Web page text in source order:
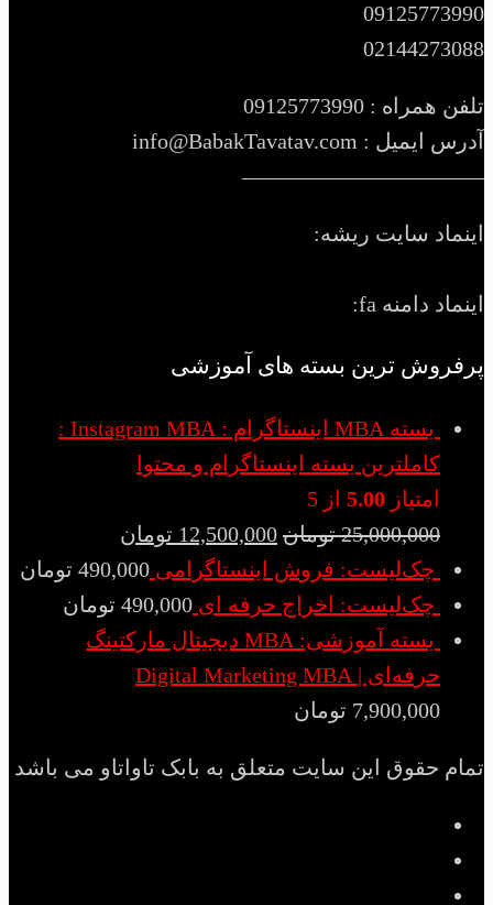
09125773990
02144273088
تلفن همراه : 09125773990
آدرس ایمیل : info@BabakTavatav.com
———————————
اینماد سایت ریشه:
اینماد دامنه fa:
پرفروش ترین بسته های آموزشی
بسته MBA اینستاگرام : Instagram MBA :
کاملترین بسته اینستاگرام و محتوا
امتیاز 5.00 از 5
25,000,000 تومان 12,500,000 تومان
چک‌لیست: فروش اینستاگرامی 490,000 تومان
چک‌لیست: اخراج حرفه ای 490,000 تومان
بسته آموزشی: MBA دیجیتال مارکتینگ
حرفه‌ای | Digital Marketing MBA
7,900,000 تومان
تمام حقوق این سایت متعلق به بابک تاواتاو می باشد